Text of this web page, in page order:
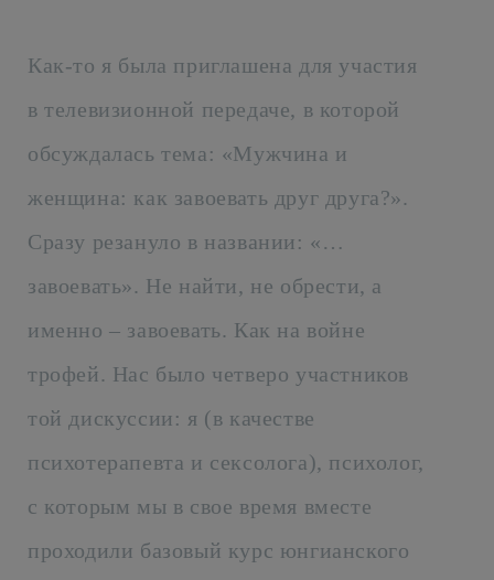
Как-то я была приглашена для участия
в телевизионной передаче, в которой
обсуждалась тема: «Мужчина и
женщина: как завоевать друг друга?».
Сразу резануло в названии: «…
завоевать». Не найти, не обрести, а
именно – завоевать. Как на войне
трофей. Нас было четверо участников
той дискуссии: я (в качестве
психотерапевта и сексолога), психолог,
с которым мы в свое время вместе
проходили базовый курс юнгианского